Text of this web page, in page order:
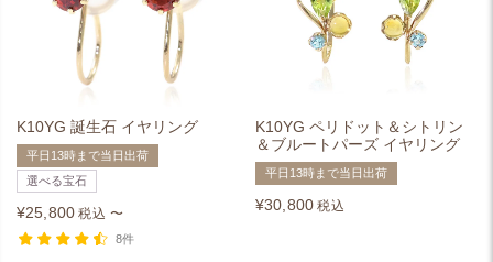
K10YG 誕生石 イヤリング
平日13時まで当日出荷
選べる宝石
¥25,800 税込 〜
8件
K10YG ペリドット＆シトリン
＆ブルートパーズ イヤリング
平日13時まで当日出荷
¥30,800 税込